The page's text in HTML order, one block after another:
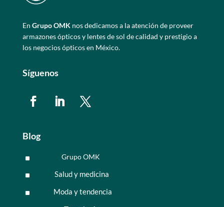
En Grupo OMKnos dedicamos a la atención de proveer
armazones ópticos y lentes de sol de calidad y prestigio a
los negocios ópticos en México.
Síguenos
Blog
^ Grupo OMK
^ Salud y medicina
^ Moda y tendencia